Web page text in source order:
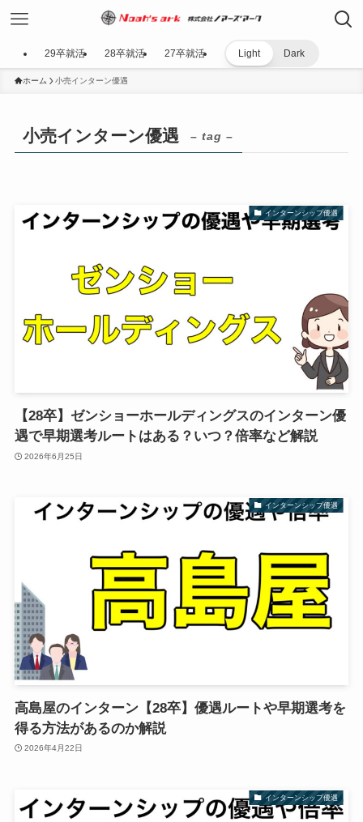
29卒就活 28卒就活 27卒就活 Light Dark
ホーム 小売インターン優遇
小売インターン優遇 – tag –
インターンシップ優遇
【28卒】ゼンショーホールディングスのインターン優
遇で早期選考ルートはある？いつ？倍率など解説
2026年6月25日
インターンシップ優遇
高島屋のインターン【28卒】優遇ルートや早期選考を
得る方法があるのか解説
2026年4月22日
インターンシップ優遇